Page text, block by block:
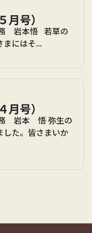
号）
務 岩本悟 若草の
にはそ...
号）
務 岩本 悟 弥生の
した。皆さまいか